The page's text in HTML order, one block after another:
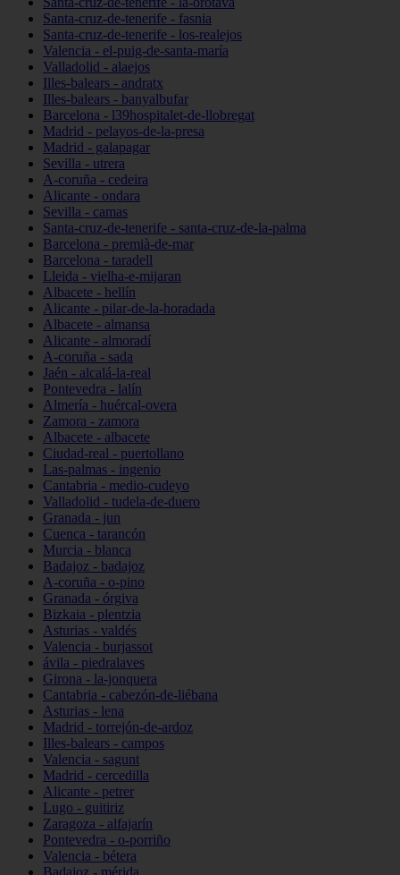
Santa-cruz-de-tenerife - fasnia
Santa-cruz-de-tenerife - los-realejos
Valencia - el-puig-de-santa-maría
Valladolid - alaejos
Illes-balears - andratx
Illes-balears - banyalbufar
Barcelona - l39hospitalet-de-llobregat
Madrid - pelayos-de-la-presa
Madrid - galapagar
Sevilla - utrera
A-coruña - cedeira
Alicante - ondara
Sevilla - camas
Santa-cruz-de-tenerife - santa-cruz-de-la-palma
Barcelona - premià-de-mar
Barcelona - taradell
Lleida - vielha-e-mijaran
Albacete - hellín
Alicante - pilar-de-la-horadada
Albacete - almansa
Alicante - almoradí
A-coruña - sada
Jaén - alcalá-la-real
Pontevedra - lalín
Almería - huércal-overa
Zamora - zamora
Albacete - albacete
Ciudad-real - puertollano
Las-palmas - ingenio
Cantabria - medio-cudeyo
Valladolid - tudela-de-duero
Granada - jun
Cuenca - tarancón
Murcia - blanca
Badajoz - badajoz
A-coruña - o-pino
Granada - órgiva
Bizkaia - plentzia
Asturias - valdés
Valencia - burjassot
ávila - piedralaves
Girona - la-jonquera
Cantabria - cabezón-de-liébana
Asturias - lena
Madrid - torrejón-de-ardoz
Illes-balears - campos
Valencia - sagunt
Madrid - cercedilla
Alicante - petrer
Lugo - guitiriz
Zaragoza - alfajarín
Pontevedra - o-porriño
Valencia - bétera
Badajoz - mérida